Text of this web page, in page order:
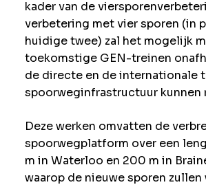
kader van de
verbetering met vier sporen (in
huidige twee) zal het mogelijk
toekomstige GEN-treinen
de directe en de internationale
spoorweginfrastructuur kunnen
Deze werken omvatten de
spoorwegplatform over een
m in Waterloo en 200 m in
waarop de nieuwe sporen zullen